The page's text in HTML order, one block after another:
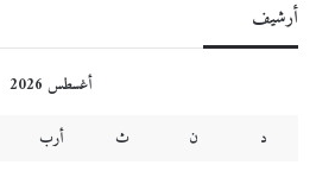
أرشيف
أغسطس 2026
د
ن ث أرب